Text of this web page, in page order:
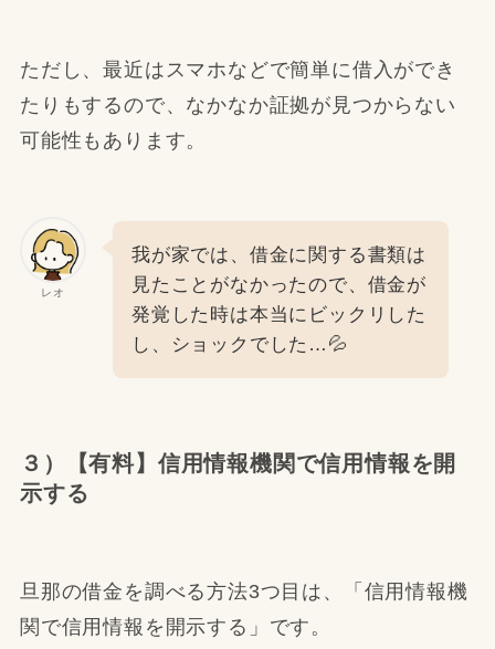
ただし、最近はスマホなどで簡単に借入ができ
たりもするので、なかなか証拠が見つからない
可能性もあります。
レオ
我が家では、借金に関する書類は
見たことがなかったので、借金が
発覚した時は本当にビックリした
し、ショックでした…💦
３）【有料】信用情報機関で信用情報を開
示する
旦那の借金を調べる方法3つ目は、「信用情報機
関で信用情報を開示する」です。